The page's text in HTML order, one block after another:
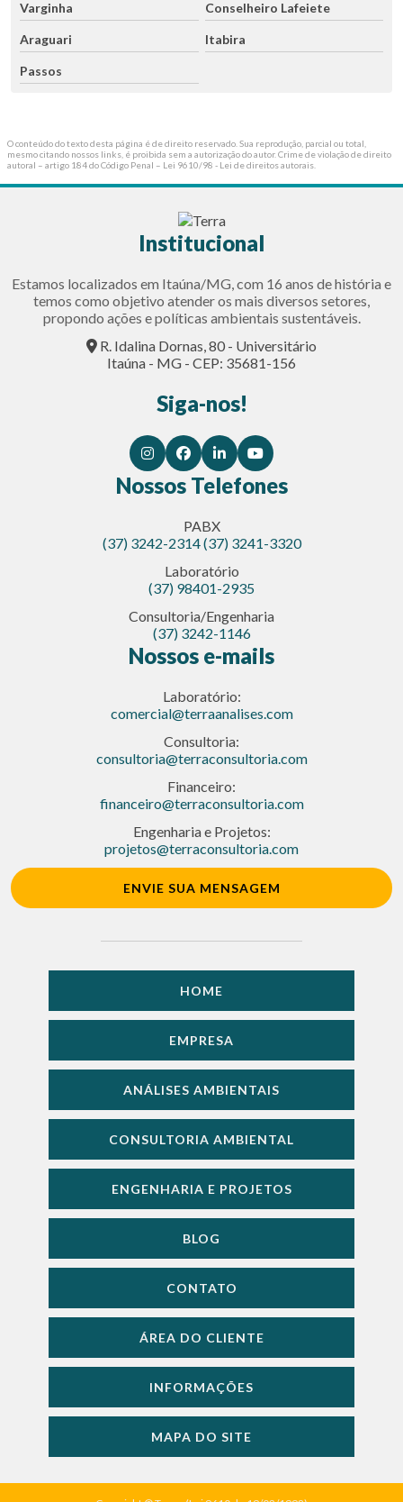
Varginha Conselheiro Lafeiete
Araguari Itabira
Passos
O conteúdo do texto desta página é de direito reservado. Sua reprodução, parcial ou total,
mesmo citando nossos links, é proibida sem a autorização do autor. Crime de violação de direito
autoral – artigo 184 do Código Penal – Lei 9610/98 - Lei de direitos autorais.
Institucional
Estamos localizados em Itaúna/MG, com 16 anos de história e
temos como objetivo atender os mais diversos setores,
propondo ações e políticas ambientais sustentáveis.
R. Idalina Dornas, 80 - Universitário
Itaúna - MG - CEP: 35681-156
Siga-nos!
Nossos Telefones
PABX
(37) 3242-2314(37) 3241-3320
Laboratório
(37) 98401-2935
Consultoria/Engenharia
(37) 3242-1146
Nossos e-mails
Laboratório:
comercial@terraanalises.com
Consultoria:
consultoria@terraconsultoria.com
Financeiro:
financeiro@terraconsultoria.com
Engenharia e Projetos:
projetos@terraconsultoria.com
ENVIE SUA MENSAGEM
HOME
EMPRESA
ANÁLISES AMBIENTAIS
CONSULTORIA AMBIENTAL
ENGENHARIA E PROJETOS
BLOG
CONTATO
ÁREA DO CLIENTE
INFORMAÇÕES
MAPA DO SITE